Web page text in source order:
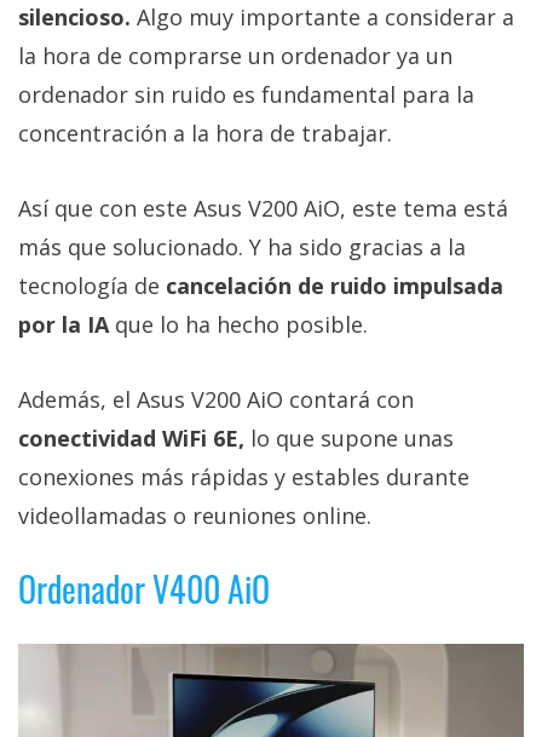
silencioso. Algo muy importante a considerar a
la hora de comprarse un ordenador ya un
ordenador sin ruido es fundamental para la
concentración a la hora de trabajar.
Así que con este Asus V200 AiO, este tema está
más que solucionado. Y ha sido gracias a la
tecnología de cancelación de ruido impulsada
por la IA que lo ha hecho posible.
Además, el Asus V200 AiO contará con
conectividad WiFi 6E, lo que supone unas
conexiones más rápidas y estables durante
videollamadas o reuniones online.
Ordenador V400 AiO